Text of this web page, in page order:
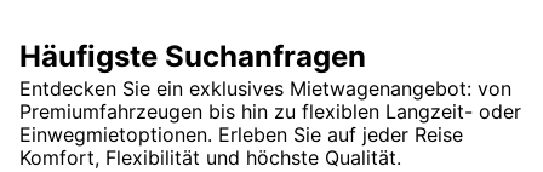
Häufigste Suchanfragen
Entdecken Sie ein exklusives Mietwagenangebot: von
Premiumfahrzeugen bis hin zu flexiblen Langzeit- oder
Einwegmietoptionen. Erleben Sie auf jeder Reise
Komfort, Flexibilität und höchste Qualität.